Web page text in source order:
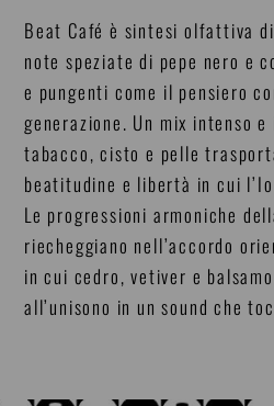
Beat Café è sintesi olfattiva
note speziate di pepe nero e
e pungenti come il pensiero
generazione. Un mix intenso
tabacco, cisto e pelle
beatitudine e libertà in cui
Le progressioni armoniche
riecheggiano nell’accordo
in cui cedro, vetiver e
all’unisono in un sound che